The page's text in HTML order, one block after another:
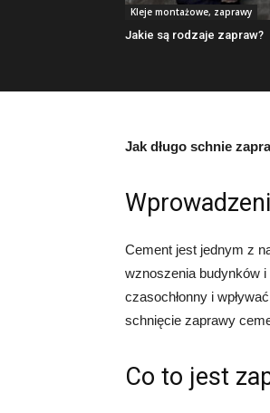
Kleje montażowe, zaprawy
Jakie są rodzaje zapraw?
Jak długo schnie
Cement jest jednym z
wznoszenia budynków
czasochłonny i
schnięcie zaprawy
Co to jest